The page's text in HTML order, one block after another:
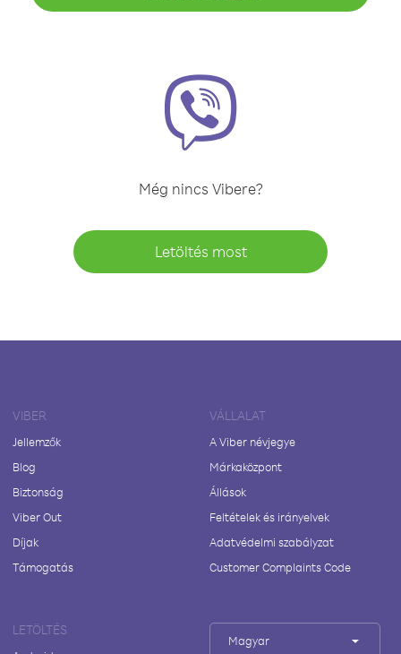
Még nincs Vibere?
Letöltés most
VIBER
Jellemzők
Blog
Biztonság
Viber Out
Díjak
Támogatás
VÁLLALAT
A Viber névjegye
Márkaközpont
Állások
Feltételek és irányelvek
Adatvédelmi szabályzat
Customer Complaints Code
LETÖLTÉS
Magyar